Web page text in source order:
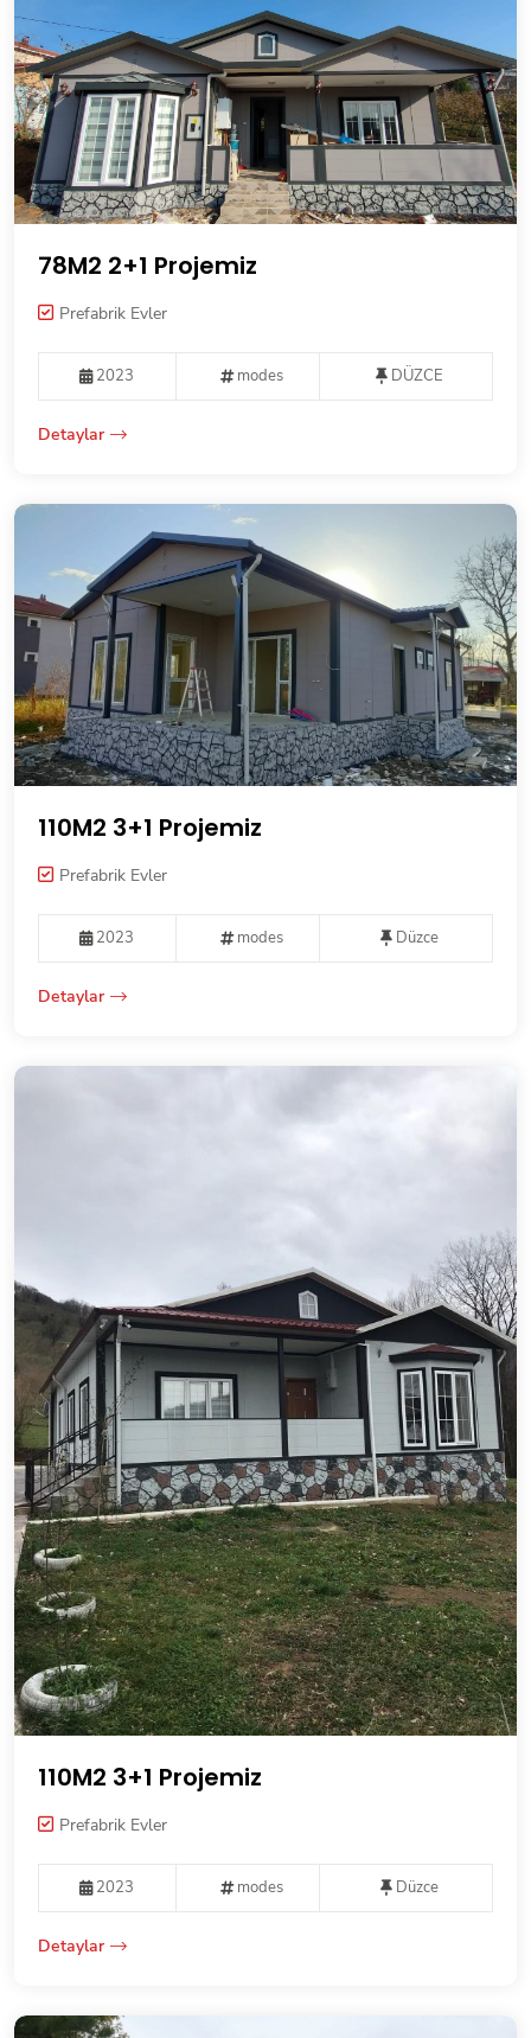
78M2 2+1 Projemiz
Prefabrik Evler
2023 modes DÜZCE
Detaylar
110M2 3+1 Projemiz
Prefabrik Evler
2023 modes Düzce
Detaylar
110M2 3+1 Projemiz
Prefabrik Evler
2023 modes Düzce
Detaylar